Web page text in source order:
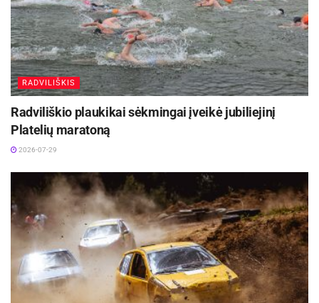
RADVILIŠKIS
Radviliškio plaukikai sėkmingai įveikė jubiliejinį
Platelių maratoną
2026-07-29